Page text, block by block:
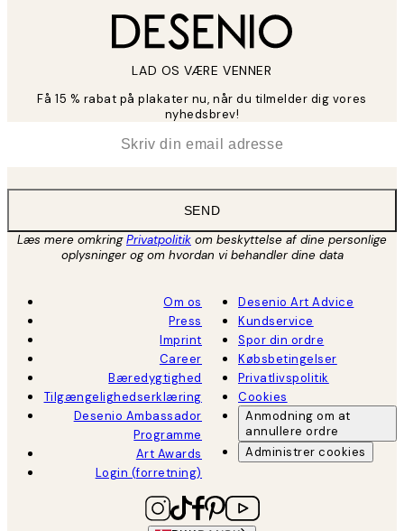
LAD OS VÆRE VENNER
Få 15 % rabat på plakater nu, når du tilmelder dig vores
nyhedsbrev!
SEND
Læs mere omkringPrivatpolitik om beskyttelse af dine personlige
oplysninger og om hvordan vi behandler dine data
Om os
Press
Imprint
Career
Bæredygtighed
Tilgængelighedserklæring
Desenio Ambassador
Programme
Art Awards
Login (forretning)
Desenio Art Advice
Kundservice
Spor din ordre
Købsbetingelser
Privatlivspolitik
Cookies
Anmodning om at
annullere ordre
Administrer cookies